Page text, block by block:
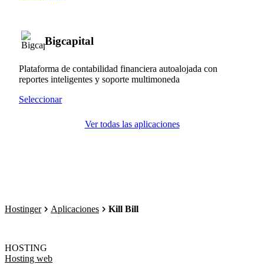
Bigcapital
Plataforma de contabilidad financiera autoalojada con
reportes inteligentes y soporte multimoneda
Seleccionar
Ver todas las aplicaciones
Hostinger Aplicaciones Kill Bill
HOSTING
Hosting web